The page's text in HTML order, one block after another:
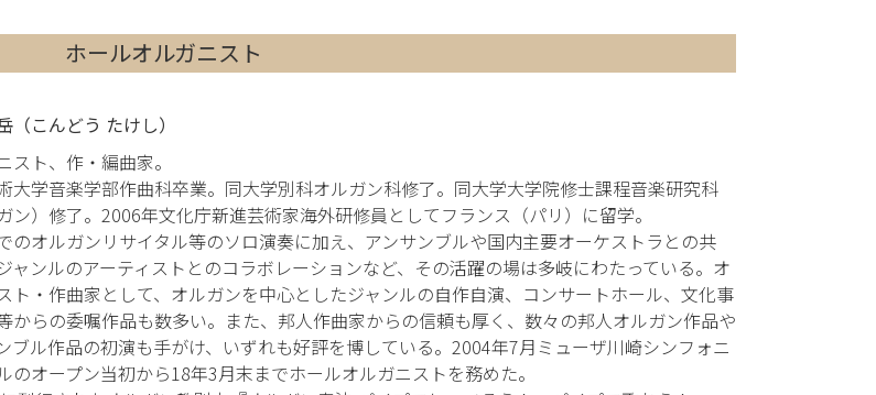
ホールオルガニスト
こんどう たけし）
スト、作・編曲家。
大学音楽学部作曲科卒業。同大学別科オルガン科修了。同大学大学院修士課程音楽研究科
ガン）修了。2006年文化庁新進芸術家海外研修員としてフランス（パリ）に留学。
のオルガンリサイタル等のソロ演奏に加え、アンサンブルや国内主要オーケストラとの共
ャンルのアーティストとのコラボレーションなど、その活躍の場は多岐にわたっている。オ
ト・作曲家として、オルガンを中心としたジャンルの自作自演、コンサートホール、文化事
からの委嘱作品も数多い。また、邦人作曲家からの信頼も厚く、数々の邦人オルガン作品や
ブル作品の初演も手がけ、いずれも好評を博している。2004年7月ミューザ川崎シンフォニ
のオープン当初から18年3月末までホールオルガニストを務めた。